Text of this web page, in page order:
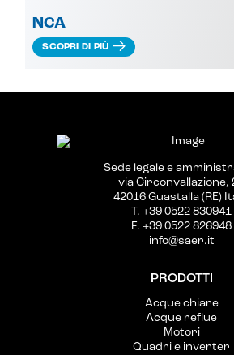
NCA
SCOPRI DI PIÙ
Sede legale e
via Circonvallazione,
42016 Guastalla (RE)
T. +39 0522 830941
F. +39 0522 826948
info@saer.it
PRODOTTI
Acque chiare
Acque reflue
Motori
Quadri e inverter